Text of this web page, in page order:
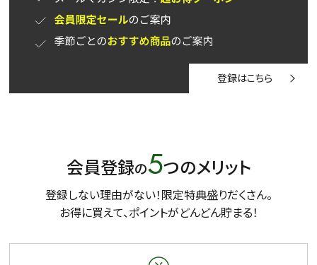
登録はこちら
会員登録の5つのメリット
登録しない理由がない！限定特典盛りだくさん。
お得に買えて、ポイントがどんどん貯まる！